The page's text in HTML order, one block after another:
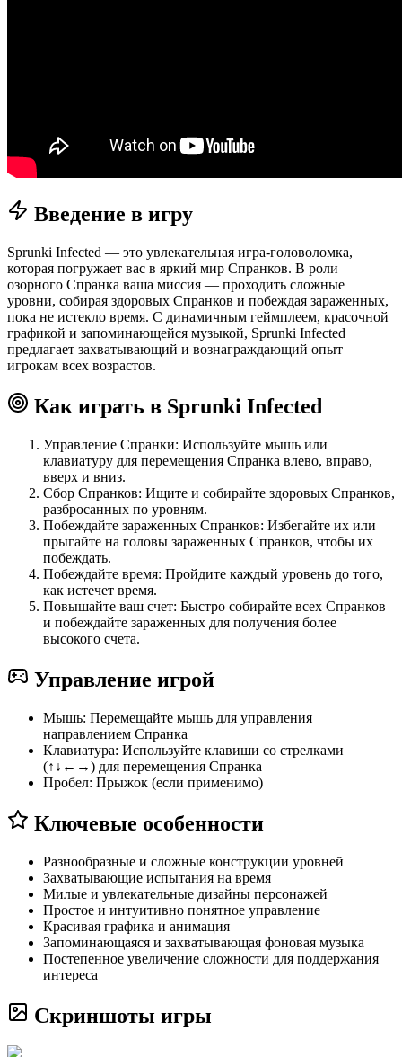
Введение в игру
Sprunki Infected — это увлекательная игра-головоломка,
которая погружает вас в яркий мир Спранков. В роли
озорного Спранка ваша миссия — проходить сложные
уровни, собирая здоровых Спранков и побеждая зараженных,
пока не истекло время. С динамичным геймплеем, красочной
графикой и запоминающейся музыкой, Sprunki Infected
предлагает захватывающий и вознаграждающий опыт
игрокам всех возрастов.
Как играть в Sprunki Infected
Управление Спранки: Используйте мышь или
клавиатуру для перемещения Спранка влево, вправо,
вверх и вниз.
Сбор Спранков: Ищите и собирайте здоровых Спранков,
разбросанных по уровням.
Побеждайте зараженных Спранков: Избегайте их или
прыгайте на головы зараженных Спранков, чтобы их
побеждать.
Побеждайте время: Пройдите каждый уровень до того,
как истечет время.
Повышайте ваш счет: Быстро собирайте всех Спранков
и побеждайте зараженных для получения более
высокого счета.
Управление игрой
Мышь: Перемещайте мышь для управления
направлением Спранка
Клавиатура: Используйте клавиши со стрелками
(↑↓←→) для перемещения Спранка
Пробел: Прыжок (если применимо)
Ключевые особенности
Разнообразные и сложные конструкции уровней
Захватывающие испытания на время
Милые и увлекательные дизайны персонажей
Простое и интуитивно понятное управление
Красивая графика и анимация
Запоминающаяся и захватывающая фоновая музыка
Постепенное увеличение сложности для поддержания
интереса
Скриншоты игры